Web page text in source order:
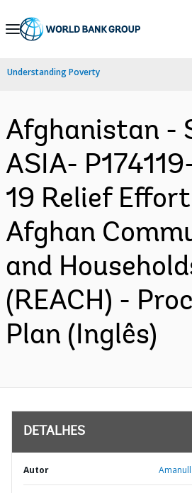
Skip
Navigation
Understanding Poverty
Afghanistan -
ASIA-
19 Relief
Afghan
and
(REACH) -
Plan (Inglês)
DETALHES
Autor